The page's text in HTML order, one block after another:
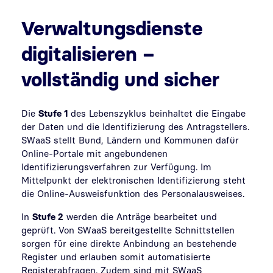
Verwaltungsdienste
digitalisieren –
vollständig und sicher
Die Stufe 1 des Lebenszyklus beinhaltet die Eingabe
der Daten und die Identifizierung des Antragstellers.
SWaaS stellt Bund, Ländern und Kommunen dafür
Online-Portale mit angebundenen
Identifizierungsverfahren zur Verfügung. Im
Mittelpunkt der elektronischen Identifizierung steht
die Online-Ausweisfunktion des Personalausweises.
In Stufe 2 werden die Anträge bearbeitet und
geprüft. Von SWaaS bereitgestellte Schnittstellen
sorgen für eine direkte Anbindung an bestehende
Register und erlauben somit automatisierte
Registerabfragen. Zudem sind mit SWaaS